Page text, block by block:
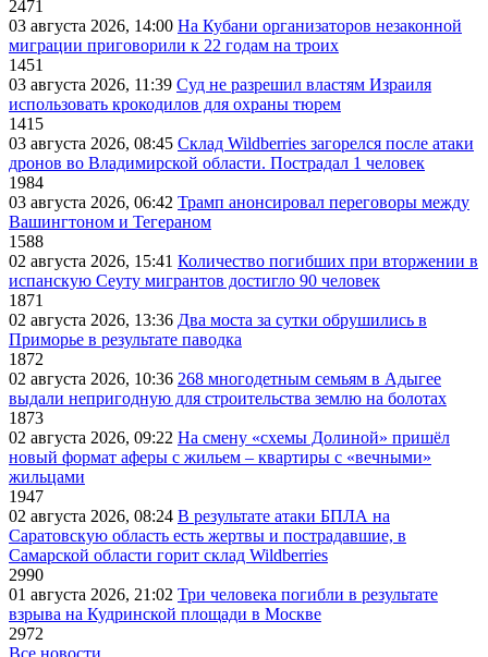
2471
03 августа 2026, 14:00 На Кубани организаторов незаконной
миграции приговорили к 22 годам на троих
1451
03 августа 2026, 11:39 Суд не разрешил властям Израиля
использовать крокодилов для охраны тюрем
1415
03 августа 2026, 08:45 Склад Wildberries загорелся после атаки
дронов во Владимирской области. Пострадал 1 человек
1984
03 августа 2026, 06:42 Трамп анонсировал переговоры между
Вашингтоном и Тегераном
1588
02 августа 2026, 15:41 Количество погибших при вторжении в
испанскую Сеуту мигрантов достигло 90 человек
1871
02 августа 2026, 13:36 Два моста за сутки обрушились в
Приморье в результате паводка
1872
02 августа 2026, 10:36 268 многодетным семьям в Адыгее
выдали непригодную для строительства землю на болотах
1873
02 августа 2026, 09:22 На смену «схемы Долиной» пришёл
новый формат аферы с жильем – квартиры с «вечными»
жильцами
1947
02 августа 2026, 08:24 В результате атаки БПЛА на
Саратовскую область есть жертвы и пострадавшие, в
Самарской области горит склад Wildberries
2990
01 августа 2026, 21:02 Три человека погибли в результате
взрыва на Кудринской площади в Москве
2972
Все новости